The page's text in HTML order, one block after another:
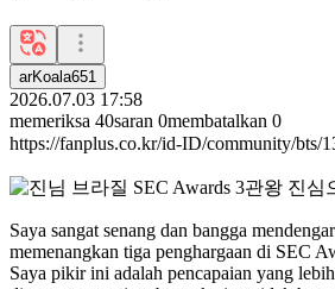
arKoala651
2026.07.03 17:58
memeriksa 40saran 0membatalkan 0
https://fanplus.co.kr/id-ID/community/bts/
Saya sangat senang dan bangga
memenangkan tiga penghargaan di SEC
Saya pikir ini adalah pencapaian yang